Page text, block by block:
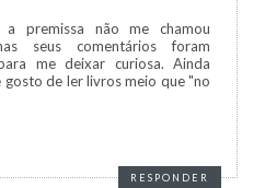
premissa não me chamou
seus comentários foram
me deixar curiosa. Ainda
gosto de ler livros meio que "no
RESPONDER